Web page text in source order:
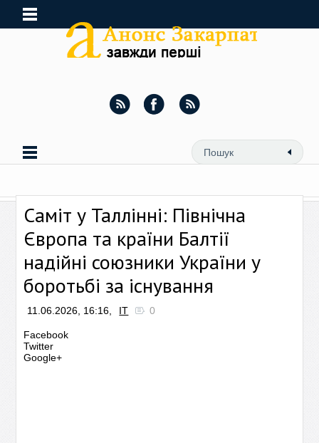
Саміт у Таллінні: Північна
Європа та країни Балтії
надійні союзники України у
боротьбі за існування
11.06.2026, 16:16, ІТ 0
Facebook
Twitter
Google+